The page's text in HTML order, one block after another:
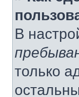
В
только